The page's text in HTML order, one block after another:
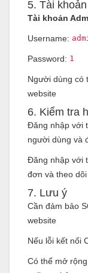
5. Tài
Tài khoản
Username:
Password: 1
Người dùng có
website
6. Kiểm tra
Đăng nhập với
người dùng và
Đăng nhập với
đơn và theo
7. Lưu ý
Cần đảm bảo
website
Nếu lỗi kết nối
Có thể mở